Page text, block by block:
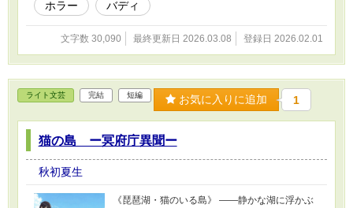
ホラー バディ
文字数 30,090 最終更新日 2026.03.08 登録日 2026.02.01
ライト文芸 完結 短編 お気に入りに追加 1
猫の島 ー冥府庁異聞ー
秋初夏生
《琵琶湖・猫のいる島》 ——静かな湖に浮かぶ